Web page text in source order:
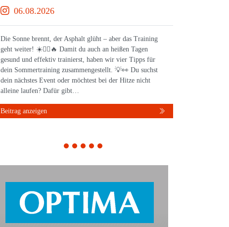
06.08.2026
Die Sonne brennt, der Asphalt glüht – aber das Training
geht weiter! ☀️🏃‍♀️🔥 Damit du auch an heißen Tagen
gesund und effektiv trainierst, haben wir vier Tipps für
dein Sommertraining zusammengestellt. 💡👀 Du suchst
dein nächstes Event oder möchtest bei der Hitze nicht
alleine laufen? Dafür gibt…
Beitrag anzeigen
1 2 3 4 5